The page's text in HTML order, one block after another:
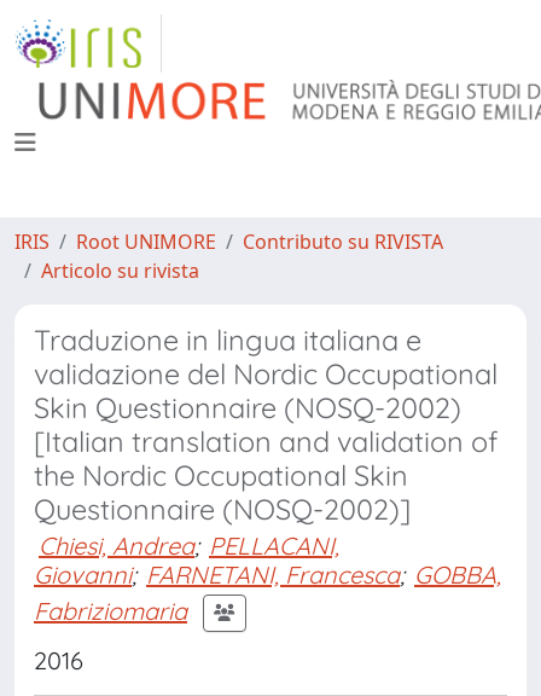
IRIS Root UNIMORE
Contributo su RIVISTA
Articolo su rivista
Traduzione in lingua italiana e
validazione del Nordic Occupational
Skin Questionnaire (NOSQ-2002)
[Italian translation and validation of
the Nordic Occupational Skin
Questionnaire (NOSQ-2002)]
Chiesi, Andrea; PELLACANI,
Giovanni; FARNETANI, Francesca; GOBBA,
Fabriziomaria
2016